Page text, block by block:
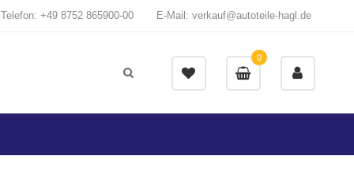
Telefon: +49 8752 865900-00 E-Mail: verkauf@autoteile-hagl.de
0